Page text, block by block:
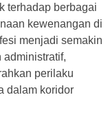
terhadap berbagai
kewenangan di
menjadi semakin
administratif,
perilaku
dalam koridor